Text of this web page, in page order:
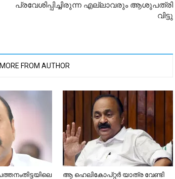
പ്രവേശിപ്പിച്ചിരുന്ന എല്ലാവരും ആശുപത്രി
വിട്ടു
MORE FROM AUTHOR
ആ ഹെലികോപ്റ്റര്‍ യാത്ര വേണ്ടി